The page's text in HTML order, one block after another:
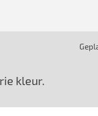
kleur.